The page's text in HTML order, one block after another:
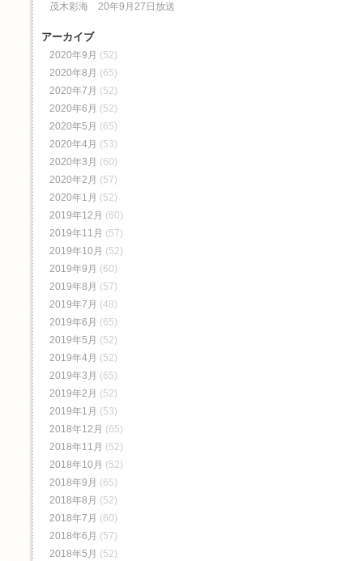
茂木彩海 20年9月27日放送
アーカイブ
2020年9月 (52)
2020年8月 (65)
2020年7月 (52)
2020年6月 (52)
2020年5月 (65)
2020年4月 (53)
2020年3月 (60)
2020年2月 (57)
2020年1月 (52)
2019年12月 (60)
2019年11月 (57)
2019年10月 (52)
2019年9月 (60)
2019年8月 (57)
2019年7月 (48)
2019年6月 (65)
2019年5月 (52)
2019年4月 (52)
2019年3月 (65)
2019年2月 (52)
2019年1月 (53)
2018年12月 (65)
2018年11月 (52)
2018年10月 (52)
2018年9月 (65)
2018年8月 (52)
2018年7月 (60)
2018年6月 (57)
2018年5月 (52)